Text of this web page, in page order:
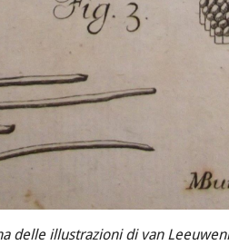
delle illustrazioni di van